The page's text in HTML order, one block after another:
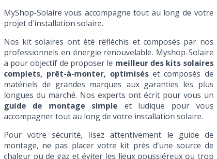
MyShop-Solaire vous accompagne tout au long de votre
projet d'installation solaire.
Nos kit solaires ont été réfléchis et composés par nos
professionnels en énergie renouvelable. Myshop-Solaire
a pour objectif de proposer le meilleur des kits solaires
complets, prêt-à-monter, optimiséset composés de
matériels de grandes marques aux garanties les plus
longues du marché. Nos experts ont écrit pour vous un
guide de montage simple et ludique pour vous
accompagner tout au long de votre installation solaire.
Pour votre sécurité, lisez attentivement le guide de
montage, ne pas placer votre kit près d’une source de
chaleur ou de gaz et éviter les lieux poussiéreux ou trop